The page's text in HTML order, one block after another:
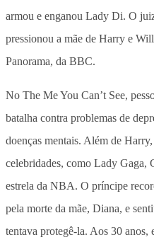
armou e enganou Lady Di. O
pressionou a mãe de Harry e
Panorama, da BBC.
No The Me You Can’t See,
batalha contra problemas de
doenças mentais. Além de
celebridades, como Lady Gaga,
estrela da NBA. O príncipe
pela morte da mãe, Diana, e
tentava protegê-la. Aos 30 anos,